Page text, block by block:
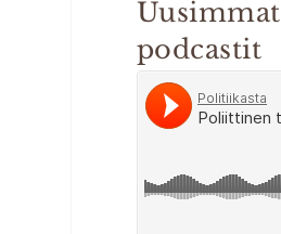
Uusimmat
podcastit